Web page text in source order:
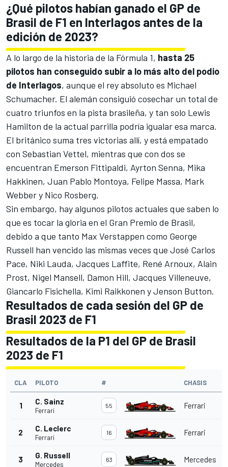
¿Qué pilotos habían ganado el GP de
Brasil de F1 en Interlagos antes de la
edición de 2023?
A lo largo de la historia de la Fórmula 1, hasta 25
pilotos han conseguido subir a lo más alto del podio
de Interlagos, aunque el rey absoluto es Michael
Schumacher. El alemán consiguió cosechar un total de
cuatro triunfos en la pista brasileña, y tan solo Lewis
Hamilton de la actual parrilla podría igualar esa marca.
El británico suma tres victorias allí, y está empatado
con Sebastian Vettel, mientras que con dos se
encuentran Emerson Fittipaldi, Ayrton Senna, Mika
Hakkinen, Juan Pablo Montoya, Felipe Massa, Mark
Webbery Nico Rosberg.
Sin embargo, hay algunos pilotos actuales que saben lo
que es tocar la gloria en el Gran Premio de Brasil,
debido a que tanto Max Verstappen como George
Russell han vencido las mismas veces que José Carlos
Pace, Niki Lauda, Jacques Laffite, René Arnoux, Alain
Prost, Nigel Mansell, Damon Hill, Jacques Villeneuve,
Giancarlo Fisichella, Kimi Raikkonen yJenson Button.
Resultados de cada sesión del GP de
Brasil 2023 de F1
Resultados de la P1 del GP de Brasil
2023 de F1
CLA PILOTO # CHASIS
1 C. Sainz
Ferrari
55 Ferrari
2 C. Leclerc
Ferrari
16 Ferrari
3 G. Russell
Mercedes
63 Mercedes